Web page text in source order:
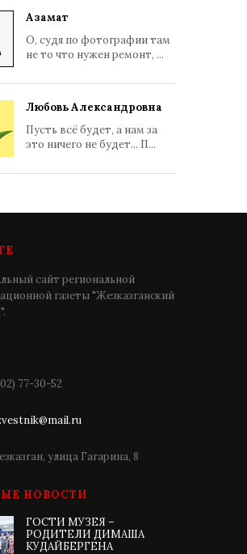
Азамат
О, судя по фотографии там
не то что нужен ремонт, ...
Любовь Александровна
Пусть всё будет, а нам за
это ничего не будет... П...
сайт региональной
газеты "Жезказганский
77-30-52
улица Гагарина, 8
НОВОСТИ
ГОСТИ МУЗЕЯ –
РОДИТЕЛИ ДИМАША
КУДАЙБЕРГЕНА